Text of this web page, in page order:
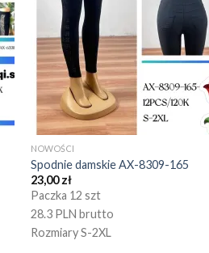
NOWOŚCI
Spodnie damskie AX-8309-165
23,00zł
Paczka 12 szt
28.3 PLN brutto
Rozmiary S-2XL